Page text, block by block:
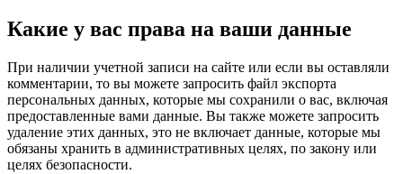
Какие у вас права на ваши данные
При наличии учетной записи на сайте или если вы оставляли
комментарии, то вы можете запросить файл экспорта
персональных данных, которые мы сохранили о вас, включая
предоставленные вами данные. Вы также можете запросить
удаление этих данных, это не включает данные, которые мы
обязаны хранить в административных целях, по закону или
целях безопасности.